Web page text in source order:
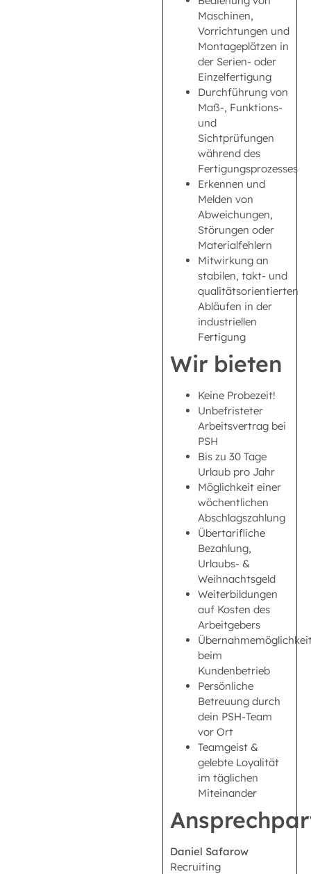
Maschinen,
Vorrichtungen und
Montageplätzen in
der Serien- oder
Einzelfertigung
Durchführung von
Maß-, Funktions-
und
Sichtprüfungen
während des
Fertigungsprozesses
Erkennen und
Melden von
Abweichungen,
Störungen oder
Materialfehlern
Mitwirkung an
stabilen, takt- und
qualitätsorientierten
Abläufen in der
industriellen
Fertigung
Wir bieten
Keine Probezeit!
Unbefristeter
Arbeitsvertrag bei
PSH
Bis zu 30 Tage
Urlaub pro Jahr
Möglichkeit einer
wöchentlichen
Abschlagszahlung
Übertarifliche
Bezahlung,
Urlaubs- &
Weihnachtsgeld
Weiterbildungen
auf Kosten des
Arbeitgebers
beim
Kundenbetrieb
Persönliche
Betreuung durch
dein PSH-Team
vor Ort
Teamgeist &
gelebte Loyalität
im täglichen
Miteinander
Daniel Safarow
Recruiting